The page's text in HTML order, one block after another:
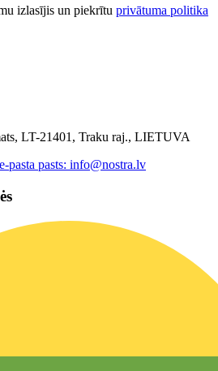
izlasījis un piekrītu privātuma politika
LT-21401, Traku raj., LIETUVA
e-pasta pasts: info@nostra.lv